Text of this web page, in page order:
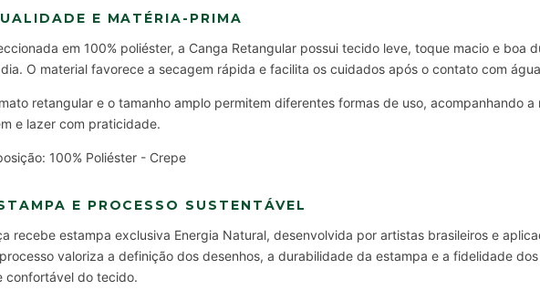
E MATÉRIA-PRIMA
em 100% poliéster, a Canga Retangular possui tecido leve, toque macio e boa
O material favorece a secagem rápida e facilita os cuidados após o contato com
retangular e o tamanho amplo permitem diferentes formas de uso, acompanhando a
e lazer com praticidade.
100% Poliéster - Crepe
E PROCESSO SUSTENTÁVEL
recebe estampa exclusiva Energia Natural, desenvolvida por artistas brasileiros e
valoriza a definição dos desenhos, a durabilidade da estampa e a fidelidade
confortável do tecido.